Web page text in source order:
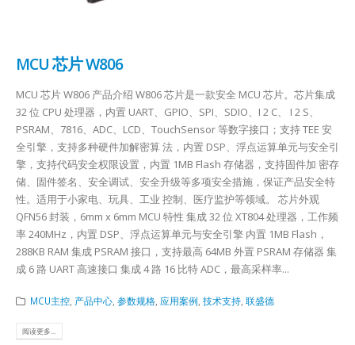
MCU 芯片 W806
MCU 芯片 W806 产品介绍 W806 芯片是一款安全 MCU 芯片。芯片集成
32 位 CPU 处理器，内置 UART、GPIO、SPI、SDIO、I 2 C、 I 2 S、
PSRAM、7816、ADC、LCD、TouchSensor 等数字接口；支持 TEE 安
全引擎，支持多种硬件加解密算 法，内置 DSP、浮点运算单元与安全引
擎，支持代码安全权限设置，内置 1MB Flash 存储器，支持固件加 密存
储、固件签名、安全调试、安全升级等多项安全措施，保证产品安全特
性。适用于小家电、玩具、工业 控制、医疗监护等领域。 芯片外观
QFN56 封装，6mm x 6mm MCU 特性 集成 32 位 XT804 处理器，工作频
率 240MHz，内置 DSP、浮点运算单元与安全引擎 内置 1MB Flash，
288KB RAM 集成 PSRAM 接口，支持最高 64MB 外置 PSRAM 存储器 集
成 6 路 UART 高速接口 集成 4 路 16 比特 ADC，最高采样率...
MCU主控, 产品中心, 参数规格, 应用案例 技术支持, 联盛德
阅读更多...